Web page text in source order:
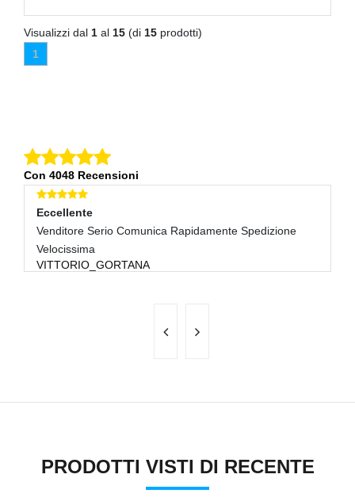
Visualizzi dal 1 al 15 (di 15 prodotti)
1
Con 4048 Recensioni
Eccellente
Venditore Serio Comunica Rapidamente Spedizione
Velocissima
VITTORIO_GORTANA
PRODOTTI VISTI DI RECENTE